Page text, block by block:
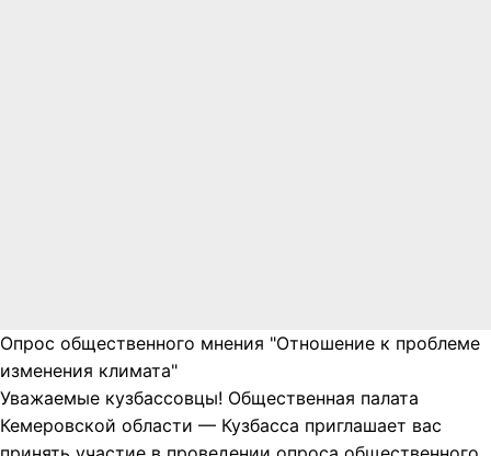
Опрос общественного мнения "Отношение к проблеме
изменения климата"
Уважаемые кузбассовцы! Общественная палата
Кемеровской области — Кузбасса приглашает вас